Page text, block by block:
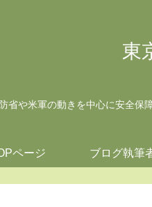
東
省や米軍の動きを中心に安全保
ページ ブログ執筆